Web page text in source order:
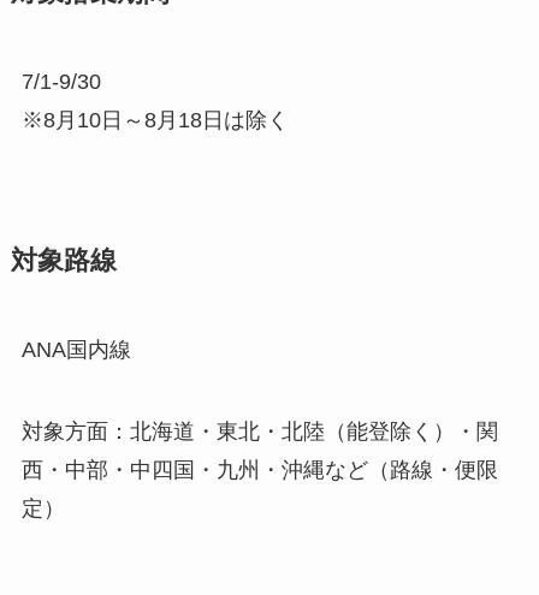
7/1-9/30
※8月10日～8月18日は除く
対象路線
ANA国内線
対象方面：北海道・東北・北陸（能登除く）・関
西・中部・中四国・九州・沖縄など（路線・便限
定）